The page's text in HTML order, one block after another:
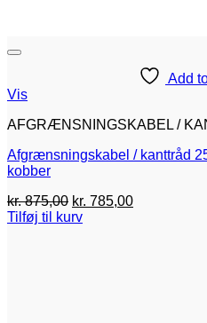
Add
Vis
AFGRÆNSNINGSKABEL /
Afgrænsningskabel / kanttråd
kobber
kr.875,00 Den
oprindelige
kr. 785,00Den
Tilføj til kurv